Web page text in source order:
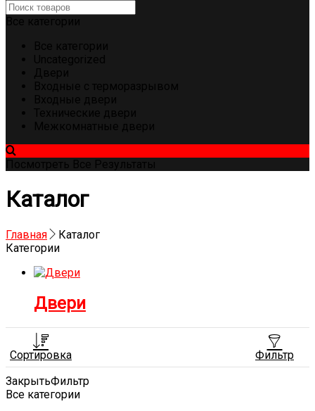
Главная Каталог
Каталог
Категории
Двери
Сортировка
Фильтр
ЗакрытьФильтр
Все категории